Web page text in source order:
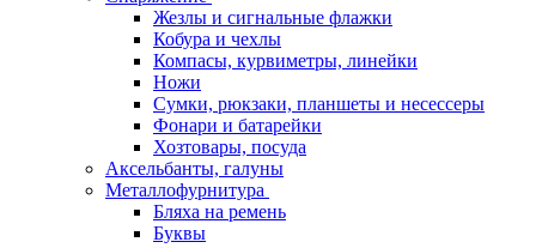
Жезлы и сигнальные флажки
Кобура и чехлы
Компасы, курвиметры, линейки
Ножи
Сумки, рюкзаки, планшеты и несессеры
Фонари и батарейки
Хозтовары, посуда
Аксельбанты, галуны
Металлофурнитура
Бляха на ремень
Буквы